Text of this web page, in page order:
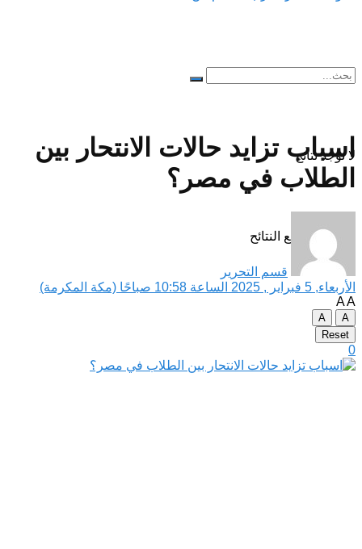
لا توجد نتائج
مشاهدة جميع النتائح
اسباب تزايد حالات الانتحار بين
الطلاب في مصر؟
قسم التحرير
الأربعاء, 5 فبراير , 2025 الساعة 10:58 صباحًا (مكة المكرمة)
AA
A
A
Reset
0